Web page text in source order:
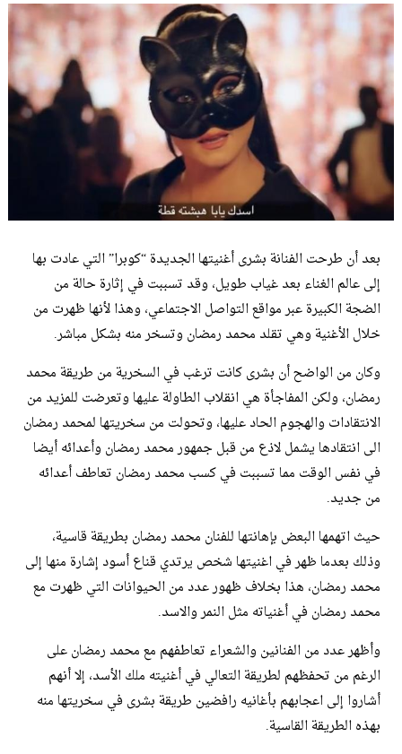
بعد أن طرحت الفنانة بشرى أغنيتها الجديدة “كوبرا” التي عادت بها
إلى عالم الغناء بعد غياب طويل، وقد تسببت في إثارة حالة من
الضجة الكبيرة عبر مواقع التواصل الاجتماعي، وهذا لأنها ظهرت من
خلال الأغنية وهي تقلد محمد رمضان وتسخر منه بشكل مباشر.
وكان من الواضح أن بشرى كانت ترغب في السخرية من طريقة محمد
رمضان، ولكن المفاجأة هي انقلاب الطاولة عليها وتعرضت للمزيد من
الانتقادات والهجوم الحاد عليها، وتحولت من سخريتها لمحمد رمضان
الى انتقادها يشمل لاذع من قبل جمهور محمد رمضان وأعدائه أيضا
في نفس الوقت مما تسببت في كسب محمد رمضان تعاطف أعدائه
من جديد.
حيث اتهمها البعض بإهانتها للفنان محمد رمضان بطريقة قاسية،
وذلك بعدما ظهر في اغنيتها شخص يرتدي قناع أسود إشارة منها إلى
محمد رمضان، هذا بخلاف ظهور عدد من الحيوانات التي ظهرت مع
محمد رمضان في أغنياته مثل النمر والاسد.
وأظهر عدد من الفنانين والشعراء تعاطفهم مع محمد رمضان على
الرغم من تحفظهم لطريقة التعالي في أغنيته ملك الأسد، إلا أنهم
أشاروا إلى اعجابهم بأغانيه رافضين طريقة بشرى في سخريتها منه
بهذه الطريقة القاسية.